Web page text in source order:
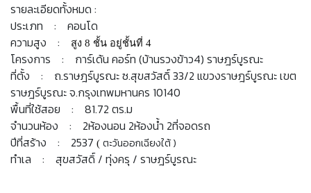
รายละเอียดทั้งหมด :
ประเภท : คอนโด
ความสูง :
สูง 8 ชั้น อยู่ชั้นที่ 4
โครงการ : การ์เด้น คอร์ท (บ้านรวงข้าว4) ราษฎร์บูรณะ
ที่ตั้ง : ถ.ราษฎร์บูรณะ ซ.สุขสวัสดิ์ 33/2 แขวงราษฎร์บูรณะ เขต
ราษฎร์บูรณะ จ.กรุงเทพมหานคร 10140
พื้นที่ใช้สอย : 81.72 ตร.ม
จำนวนห้อง : 2ห้องนอน 2ห้องน้ำ 2ที่จอดรถ
ปีที่สร้าง : 2537 ( ตะวันออกเฉียงใต้ )
ทำเล : สุขสวัสดิ์ / ทุ่งครุ / ราษฎร์บูรณะ